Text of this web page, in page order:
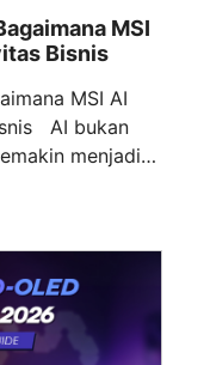
MSI
Bisnis
MSI AI
AI bukan
menjadi